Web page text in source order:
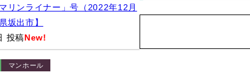
リンライナー」号（2022年12月
坂出市】
投稿New!
マンホール